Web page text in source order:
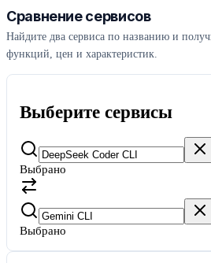
Сравнение сервисов
Найдите два сервиса по названию и
функций, цен и характеристик.
Выберите сервисы
Выбрано
Выбрано